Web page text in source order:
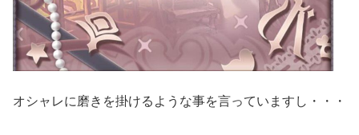
オシャレに磨きを掛けるような事を言っていますし・・・